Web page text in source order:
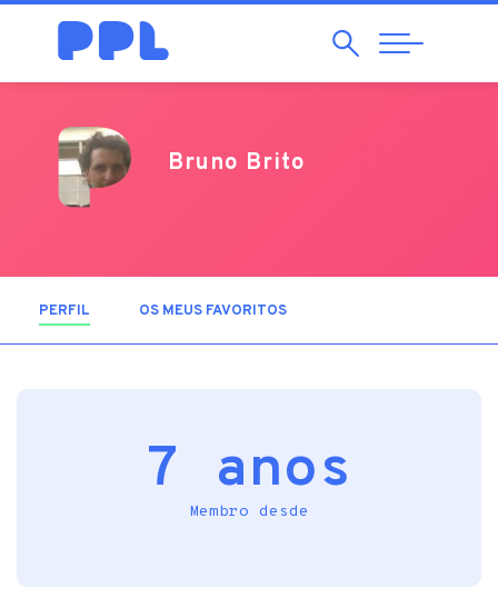
Pesquisar
Abrir
Navegação
Bruno Brito
PERFIL (SEPARADOR ATIVO)
OS MEUS FAVORITOS
7 anos
Membro desde